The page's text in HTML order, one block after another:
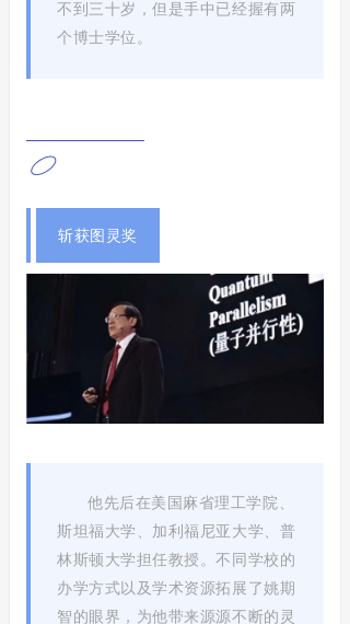
不到三十岁，但是手中已经握有两
个博士学位。
斩获图灵奖
他先后在美国麻省理工学院、
斯坦福大学、加利福尼亚大学、普
林斯顿大学担任教授。不同学校的
办学方式以及学术资源拓展了姚期
智的眼界，为他带来源源不断的灵